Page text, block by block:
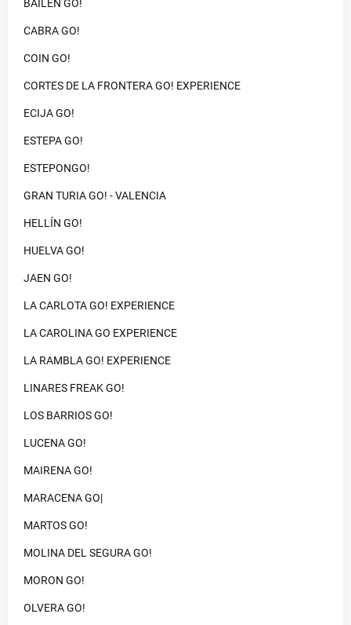
BAILÉN GO!
CABRA GO!
COIN GO!
CORTES DE LA FRONTERA GO! EXPERIENCE
ECIJA GO!
ESTEPA GO!
ESTEPONGO!
GRAN TURIA GO! - VALENCIA
HELLÍN GO!
HUELVA GO!
JAEN GO!
LA CARLOTA GO! EXPERIENCE
LA CAROLINA GO EXPERIENCE
LA RAMBLA GO! EXPERIENCE
LINARES FREAK GO!
LOS BARRIOS GO!
LUCENA GO!
MAIRENA GO!
MARACENA GO|
MARTOS GO!
MOLINA DEL SEGURA GO!
MORON GO!
OLVERA GO!